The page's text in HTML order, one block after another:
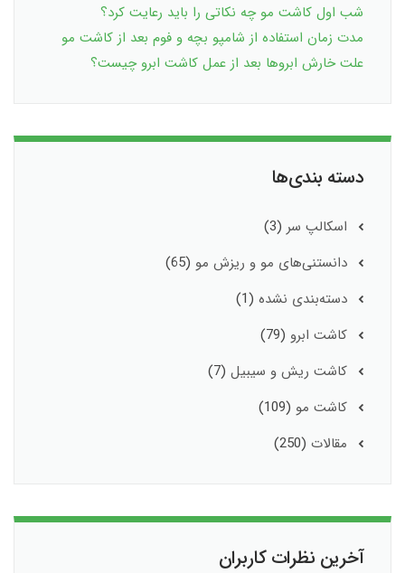
شب اول کاشت مو چه نکاتی را باید رعایت کرد؟
مدت زمان استفاده از شامپو بچه و فوم بعد از کاشت مو
علت خارش ابروها بعد از عمل کاشت ابرو چیست؟
دسته بندی‌ها
اسکالپ سر (3)
دانستنی‌های مو و ریزش مو (65)
دسته‌بندی نشده (1)
کاشت ابرو (79)
کاشت ریش و سیبیل (7)
کاشت مو (109)
مقالات (250)
آخرین نظرات کاربران